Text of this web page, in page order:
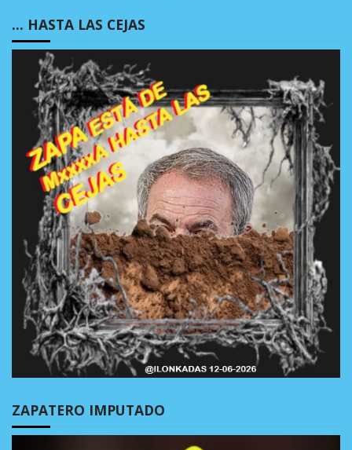
… HASTA LAS CEJAS
ZAPATERO IMPUTADO